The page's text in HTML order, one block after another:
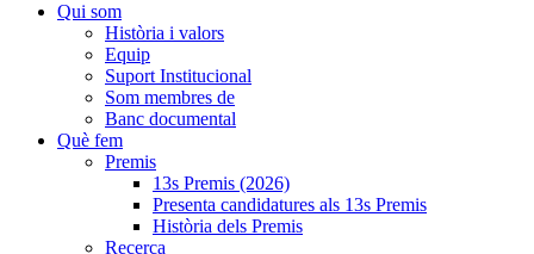
Qui som
Història i valors
Equip
Suport Institucional
Som membres de
Banc documental
Què fem
Premis
13s Premis (2026)
Presenta candidatures als 13s Premis
Història dels Premis
Recerca